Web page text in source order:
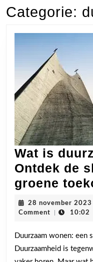
Categorie:
Wat is
Ontdek de
groene
28 november 2023
Comment
10:02
Duurzaam wonen: een
Duurzaamheid is